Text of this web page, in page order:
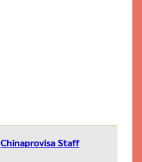
Chinaprovisa Staff